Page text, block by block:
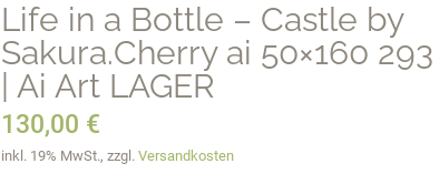
Life in a Bottle – Castle by
Sakura.Cherry ai 50×160
| Ai Art LAGER
130,00 €
inkl. 19% MwSt., zzgl. Versandkosten